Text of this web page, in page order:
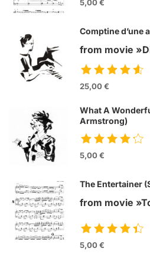
5,00 €
Comptine d’une
from movie
Amelie«
25,00 €
What A
Armstrong)
5,00 €
The Entertainer
from movie
5,00 €